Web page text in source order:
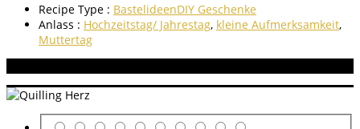
Recipe Type : BastelideenDIY Geschenke
Anlass : Hochzeitstag/ Jahrestag, kleine Aufmerksamkeit,
Muttertag